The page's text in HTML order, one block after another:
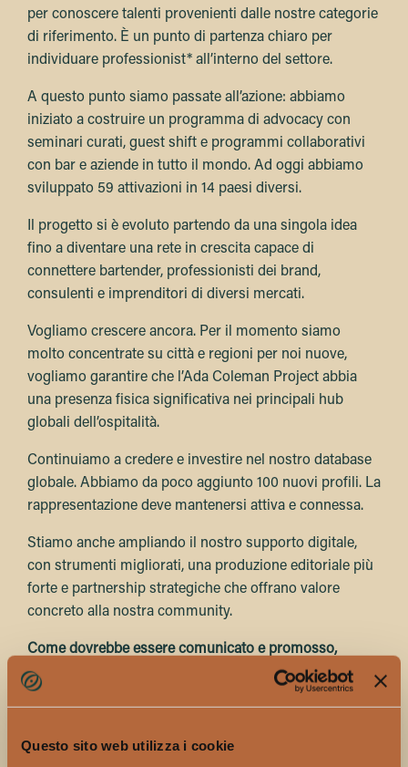
Questo sito web utilizza i cookie
per conoscere talenti provenienti dalle nostre categorie
di riferimento. È un punto di partenza chiaro per
individuare professionist* all’interno del settore.
A questo punto siamo passate all’azione: abbiamo
iniziato a costruire un programma di advocacy con
seminari curati, guest shift e programmi collaborativi
con bar e aziende in tutto il mondo. Ad oggi abbiamo
sviluppato 59 attivazioni in 14 paesi diversi.
Il progetto si è evoluto partendo da una singola idea
fino a diventare una rete in crescita capace di
connettere bartender, professionisti dei brand,
consulenti e imprenditori di diversi mercati.
Vogliamo crescere ancora. Per il momento siamo
molto concentrate su città e regioni per noi nuove,
vogliamo garantire che l’Ada Coleman Project abbia
una presenza fisica significativa nei principali hub
globali dell’ospitalità.
Continuiamo a credere e investire nel nostro database
globale. Abbiamo da poco aggiunto 100 nuovi profili. La
rappresentazione deve mantenersi attiva e connessa.
Stiamo anche ampliando il nostro supporto digitale,
con strumenti migliorati, una produzione editoriale più
forte e partnership strategiche che offrano valore
concreto alla nostra community.
Come dovrebbe essere comunicato e promosso,
evitando stereotipi di genere, il ruolo delle donne nel
settore? Esistono percorsi formativi specifici che
sono film, libri o altre opere che possono aiutare a